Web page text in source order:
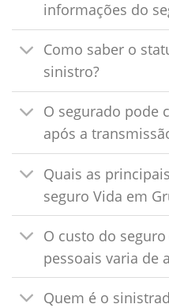
informações do
Como saber o
sinistro?
O segurado pode
após a
Quais as
seguro Vida em
O custo do
pessoais varia de
Quem é o